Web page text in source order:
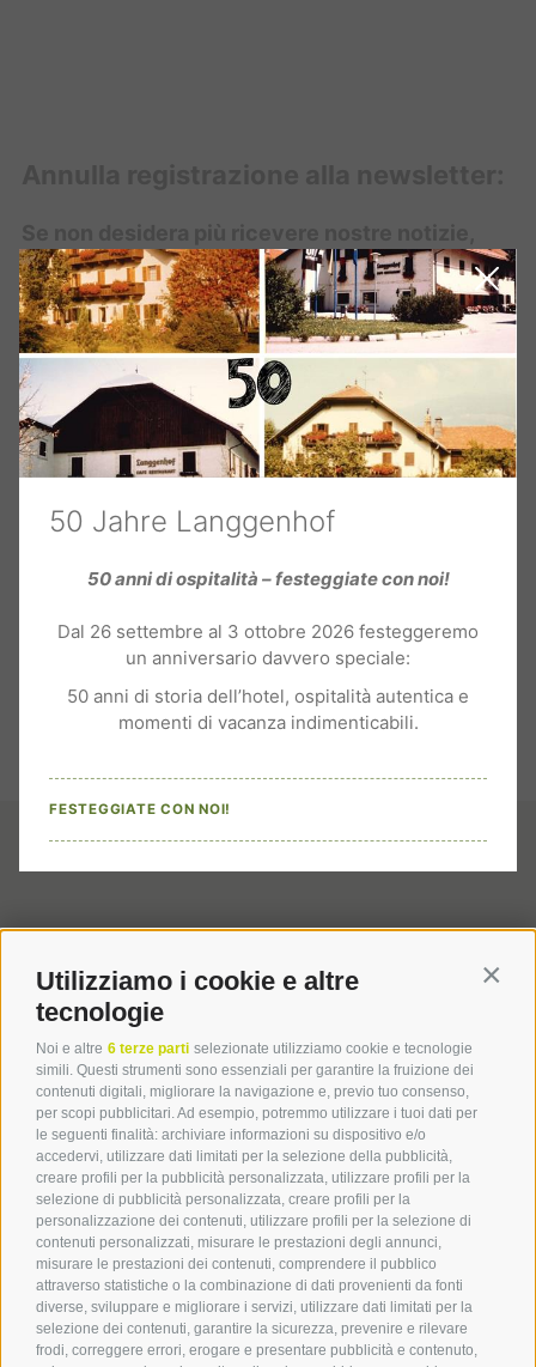
Utilizziamo i cookie e altre
tecnologie
Noi e altre 6 terze parti selezionate utilizziamo cookie e tecnologie
simili. Questi strumenti sono essenziali per garantire la fruizione dei
contenuti digitali, migliorare la navigazione e, previo tuo consenso,
per scopi pubblicitari. Ad esempio, potremmo utilizzare i tuoi dati per
le seguenti finalità: archiviare informazioni su dispositivo e/o
accedervi, utilizzare dati limitati per la selezione della pubblicità,
creare profili per la pubblicità personalizzata, utilizzare profili per la
selezione di pubblicità personalizzata, creare profili per la
personalizzazione dei contenuti, utilizzare profili per la selezione di
contenuti personalizzati, misurare le prestazioni degli annunci,
misurare le prestazioni dei contenuti, comprendere il pubblico
attraverso statistiche o la combinazione di dati provenienti da fonti
diverse, sviluppare e migliorare i servizi, utilizzare dati limitati per la
selezione dei contenuti, garantire la sicurezza, prevenire e rilevare
frodi, correggere errori, erogare e presentare pubblicità e contenuto,
inserisca l'indirizzo e-mail nel campo
sottostante per annullare la registrazione alla
newsletter.
E-mail
*= campi obbligatori
Hotel Langgenhof
Via San Nicolò, 11
-39031 Stegona/Brunico
Tel.:+39 0474 55 31 54
hotel@langgenhof.com
Service
50 Jahre Langgenhof
50 anni di ospitalità – festeggiate con noi!
Dal 26 settembre al 3 ottobre 2026 festeggeremo
un anniversario davvero speciale:
50 anni di storia dell’hotel, ospitalità autentica e
momenti di vacanza indimenticabili.
FESTEGGIATE CON NOI!